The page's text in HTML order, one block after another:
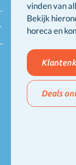
vinden van
Bekijk
horeca en
Deals